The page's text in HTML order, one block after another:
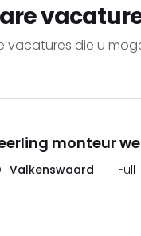
vacatures die u
monteur
Valkenswaard Full